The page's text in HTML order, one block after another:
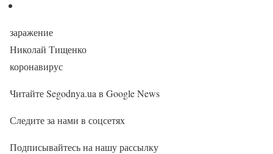
заражение
Николай Тищенко
коронавирус
Читайте Segodnya.ua в Google News
Следите за нами в соцсетях
Подписывайтесь на нашу рассылку